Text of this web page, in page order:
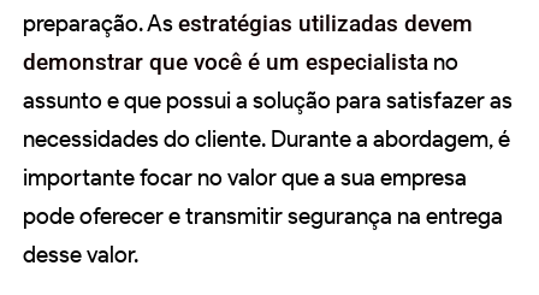
preparação. Asestratégias utilizadas devem
demonstrar que você é um especialista no
assunto e que possui a solução para satisfazer as
necessidades do cliente. Durante a abordagem, é
importante focar no valor que a sua empresa
pode oferecer e transmitir segurança na entrega
desse valor.